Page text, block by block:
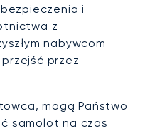
i
z
nabywcom
przez
mogą Państwo
samolot na czas